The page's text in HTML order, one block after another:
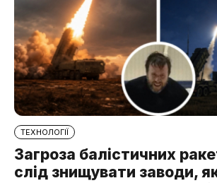
ТЕХНОЛОГІЇ
Загроза балістичних
слід знищувати заводи,